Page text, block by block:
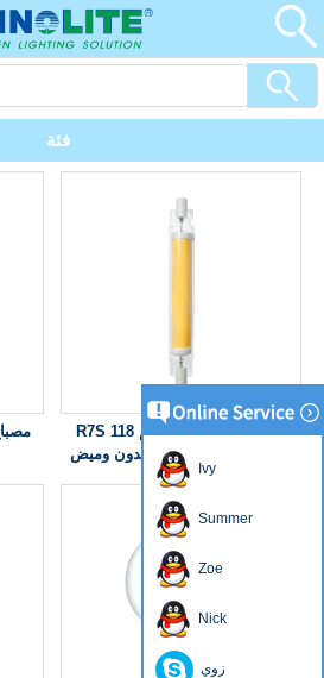
فئة
R7S 118 مم LED مصباح أنبوبي
Ivy
Summer
Zoe
Nick
زوي